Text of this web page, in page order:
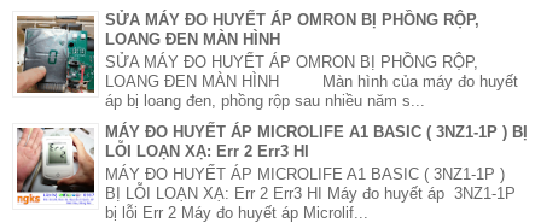
SỬA MÁY ĐO HUYẾT ÁP OMRON BỊ PHỒNG RỘP,
LOANG ĐEN MÀN HÌNH
SỬA MÁY ĐO HUYẾT ÁP OMRON BỊ PHỒNG RỘP,
LOANG ĐEN MÀN HÌNH Màn hình của máy đo huyết
áp bị loang đen, phồng rộp sau nhiều năm s...
MÁY ĐO HUYẾT ÁP MICROLIFE A1 BASIC ( 3NZ1-1P ) BỊ
LỖI LOẠN XẠ: Err 2 Err3 HI
MÁY ĐO HUYẾT ÁP MICROLIFE A1 BASIC ( 3NZ1-1P )
BỊ LỖI LOẠN XẠ: Err 2 Err3 HI Máy đo huyết áp 3NZ1-1P
bị lỗi Err 2 Máy đo huyết áp Microlif...